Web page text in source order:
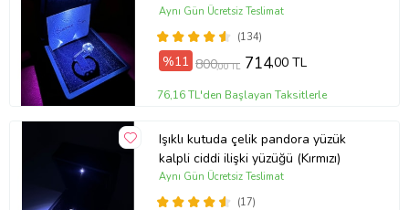
Yüzüğü (Gümüş)
(134)
Aynı Gün Ücretsiz Teslimat
%11 800,00 TL 714,00 TL
76,16 TL'den Başlayan Taksitlerle
Işıklı kutuda çelik pandora yüzük
kalpli ciddi ilişki yüzüğü (Kırmızı)
(17)
Aynı Gün Ücretsiz Teslimat